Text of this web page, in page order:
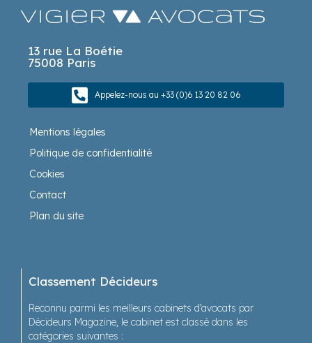
13 rue La Boétie
75008 Paris
Appelez-nous au +33 (0)6 13 20 82 06
Mentions légales
Politique de confidentialité
Cookies
Contact
Plan du site
Classement Décideurs
Reconnu parmi les meilleurs cabinets d’avocats par
Décideurs Magazine, le cabinet est classé dans les
catégories suivantes :